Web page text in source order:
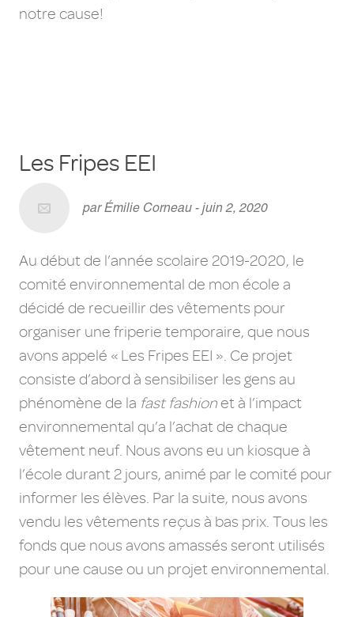
notre cause!
Les Fripes EEI
par Émilie Corneau - juin 2, 2020
Au début de l’année scolaire 2019-2020, le
comité environnemental de mon école a
décidé de recueillir des vêtements pour
organiser une friperie temporaire, que nous
avons appelé « Les Fripes EEI ». Ce projet
consiste d’abord à sensibiliser les gens au
phénomène de la fast fashionet à l’impact
environnemental qu’a l’achat de chaque
vêtement neuf. Nous avons eu un kiosque à
l’école durant 2 jours, animé par le comité pour
informer les élèves. Par la suite, nous avons
vendu les vêtements reçus à bas prix. Tous les
fonds que nous avons amassés seront utilisés
pour une cause ou un projet environnemental.